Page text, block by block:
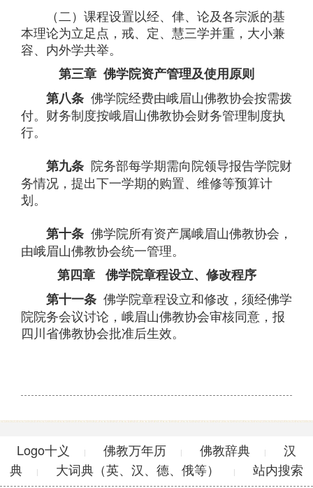
（二）课程设置以经、侓、论及各宗派的基
本理论为立足点，戒、定、慧三学并重，大小兼
容、内外学共举。
第三章 佛学院资产管理及使用原则
第八条 佛学院经费由峨眉山佛教协会按需拨
付。财务制度按峨眉山佛教协会财务管理制度执
行。
第九条 院务部每学期需向院领导报告学院财
务情况，提出下一学期的购置、维修等预算计
划。
第十条 佛学院所有资产属峨眉山佛教协会，
由峨眉山佛教协会统一管理。
第四章 佛学院章程设立、修改程序
第十一条 佛学院章程设立和修改，须经佛学
院院务会议讨论，峨眉山佛教协会审核同意，报
四川省佛教协会批准后生效。
Logo十义 | 佛教万年历 | 佛教辞典 |
汉
典
| 大词典（英、汉、德、俄等） | 站内搜索